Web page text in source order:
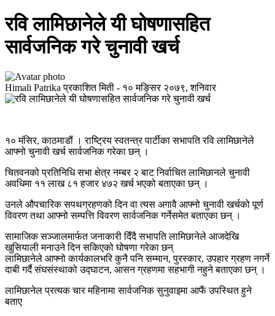
रवि लामिछानेले यी घोषणासहित
सार्वजनिक गरे चुनावी खर्च
Himali Patrika प्रकाशित मिती - १० मङ्सिर २०७९, शनिवार
१० मंसिर, काठमाडौं । राष्ट्रिय स्वतन्त्र पार्टीका सभापति रवि लामिछानेले
आफ्नो चुनावी खर्च सार्वजनिक गरेका छन् ।
चितवनको प्रतिनिधि सभा क्षेत्र नम्बर २ बाट निर्वाचित लामिछानले चुनावी
अवधिमा ११ लाख ८१ हजार ४७२ खर्च भएको बताएका छन् ।
उनले औपचारिक सपथग्रहणको दिन वा त्यस अगावै आफ्नो चुनावी खर्चको पूर्ण
विवरण तथा आफ्नो सम्पत्ति विवरण सार्वजनिक गर्नेसमेत बताएका छन् ।
सामाजिक सञ्जालमार्फत जनाकारी दिँदै सभापति लामिछानेले आजदेखि
खुसियाली मनाउने दिन सकिएको घोषणा गरेका छन्
लामिछानेले आफ्नो कार्यकालभरि कुनै पनि सम्मान, पुरस्कार, उपहार ग्रहण नगर्ने
दाबी गर्दै संघसंस्थाको उद्घाटन, आसन ग्रहणमा सहभागी नहुने बताएका छन् ।
लामिछानेल प्रत्यक चार महिनामा सार्वजनिक सुनुवाइमा आफैं उपस्थित हुने
बताए